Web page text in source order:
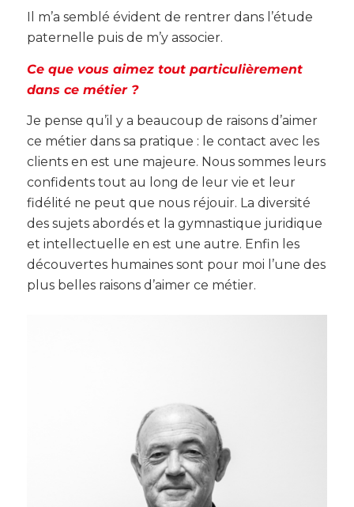
Il m’a semblé évident de rentrer dans l’étude
paternelle puis de m’y associer.
Ce que vous aimez tout particulièrement
dans ce métier ?
Je pense qu’il y a beaucoup de raisons d’aimer
ce métier dans sa pratique : le contact avec les
clients en est une majeure. Nous sommes leurs
confidents tout au long de leur vie et leur
fidélité ne peut que nous réjouir. La diversité
des sujets abordés et la gymnastique juridique
et intellectuelle en est une autre. Enfin les
découvertes humaines sont pour moi l’une des
plus belles raisons d’aimer ce métier.